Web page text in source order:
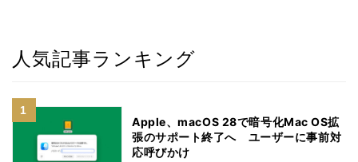
人気記事ランキング
Apple、macOS 28で暗号化Mac OS拡
張のサポート終了へ ユーザーに事前対
応呼びかけ